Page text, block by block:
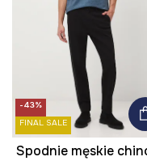
-43%
FINAL SALE